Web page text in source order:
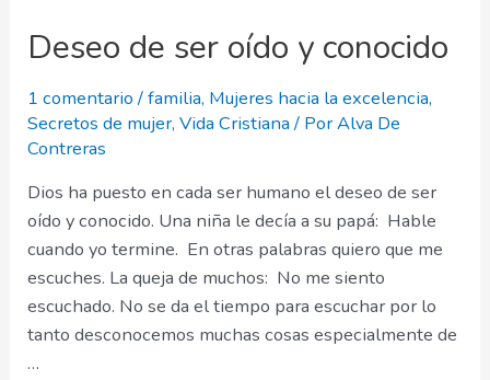
Deseo de ser oído y conocido
1 comentario /familia, Mujeres hacia la excelencia,
Secretos de mujer,Vida Cristiana/ PorAlva De
Contreras
Dios ha puesto en cada ser humano el deseo de ser
oído y conocido. Una niña le decía a su papá: Hable
cuando yo termine. En otras palabras quiero que me
escuches. La queja de muchos: No me siento
escuchado. No se da el tiempo para escuchar por lo
tanto desconocemos muchas cosas especialmente de
…